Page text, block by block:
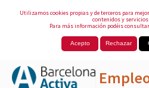
Utilizamos cookies propias y de terceros para
contenidos y servicios
Para más información podéis
Acepto Rechazar